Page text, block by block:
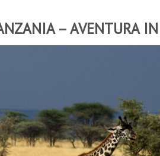
– AVENTURA